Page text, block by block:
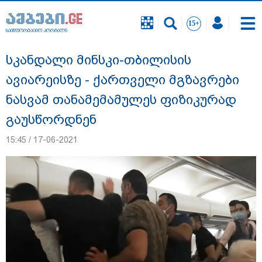
საინფორმაციო პორტალი
დაკავებულია 3 პირი, მათ შორის 2
არასრულწლოვანი - პოლიცია, თბილისში
კურიერზე ჯგუფურად ძალადობის საქმეზე
ინფორმაციას ავრცელებს
საინფორმაციო პორტალი
სკანდალი მინსკი-თბილისის
ავიარეისზე - ქართველი მგზავრები
ნასვამ თანამემამულეს ფიზიკურად
გაუსწორდნენ
15:45 / 17-06-2021